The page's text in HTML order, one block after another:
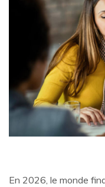
En 2026, le monde